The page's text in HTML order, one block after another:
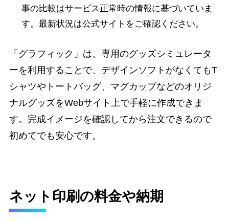
事の比較はサービス正常時の情報に基づいていま
す。最新状況は公式サイトをご確認ください。
「グラフィック」は、専用のグッズシミュレータ
ーを利用することで、デザインソフトがなくてもT
シャツやトートバッグ、マグカップなどのオリジ
ナルグッズをWebサイト上で手軽に作成できま
す。完成イメージを確認してから注文できるので
初めてでも安心です。
ネット印刷の料金や納期